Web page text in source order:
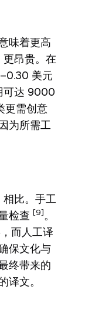
味着更高
更昂贵。在
美元
可达 9000
更需创意
为所需工
比。手工
检查 [9] 。
而人工译
保文化与
终带来的
译文。